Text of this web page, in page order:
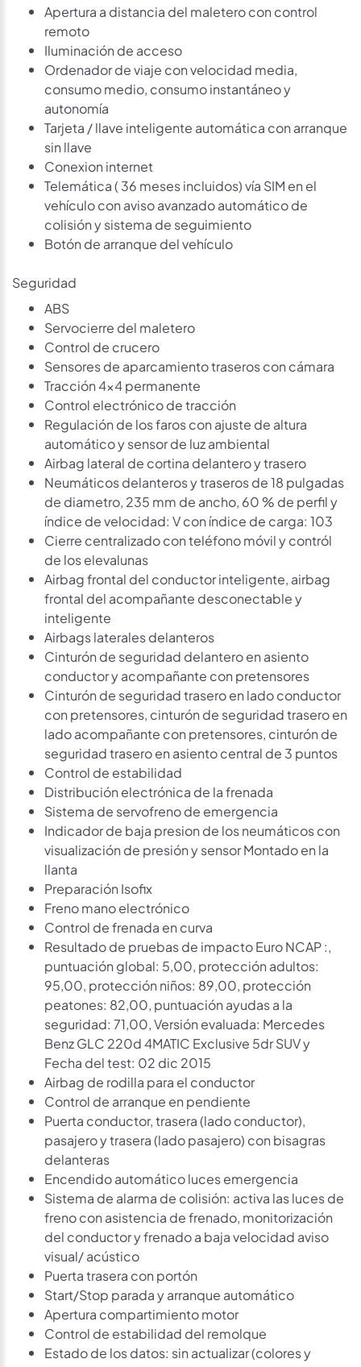
Apertura a distancia del maletero con control
remoto
Iluminación de acceso
Ordenador de viaje con velocidad media,
consumo medio, consumo instantáneo y
autonomía
Tarjeta / llave inteligente automática con arranque
sin llave
Conexion internet
Telemática ( 36 meses incluidos) vía SIM en el
vehículo con aviso avanzado automático de
colisión y sistema de seguimiento
Botón de arranque del vehículo
Seguridad
ABS
Servocierre del maletero
Control de crucero
Sensores de aparcamiento traseros con cámara
Tracción 4x4 permanente
Control electrónico de tracción
Regulación de los faros con ajuste de altura
automático y sensor de luz ambiental
Airbag lateral de cortina delantero y trasero
Neumáticos delanteros y traseros de 18 pulgadas
de diametro, 235 mm de ancho, 60 % de perfil y
índice de velocidad: V con índice de carga: 103
Cierre centralizado con teléfono móvil y contról
de los elevalunas
Airbag frontal del conductor inteligente, airbag
frontal del acompañante desconectable y
inteligente
Airbags laterales delanteros
Cinturón de seguridad delantero en asiento
conductor y acompañante con pretensores
Cinturón de seguridad trasero en lado conductor
con pretensores, cinturón de seguridad trasero en
lado acompañante con pretensores, cinturón de
seguridad trasero en asiento central de 3 puntos
Control de estabilidad
Distribución electrónica de la frenada
Sistema de servofreno de emergencia
Indicador de baja presion de los neumáticos con
visualización de presión y sensor Montado en la
llanta
Preparación Isofix
Freno mano electrónico
Control de frenada en curva
Resultado de pruebas de impacto Euro NCAP :,
puntuación global: 5,00, protección adultos:
95,00, protección niños: 89,00, protección
peatones: 82,00, puntuación ayudas a la
seguridad: 71,00, Versión evaluada: Mercedes
Benz GLC 220d 4MATIC Exclusive 5dr SUV y
Fecha del test: 02 dic 2015
Airbag de rodilla para el conductor
Control de arranque en pendiente
Puerta conductor, trasera (lado conductor),
pasajero y trasera (lado pasajero) con bisagras
delanteras
Encendido automático luces emergencia
Sistema de alarma de colisión: activa las luces de
freno con asistencia de frenado, monitorización
del conductor y frenado a baja velocidad aviso
visual/ acústico
Puerta trasera con portón
Start/Stop parada y arranque automático
Apertura compartimiento motor
Control de estabilidad del remolque
Estado de los datos: sin actualizar (colores y